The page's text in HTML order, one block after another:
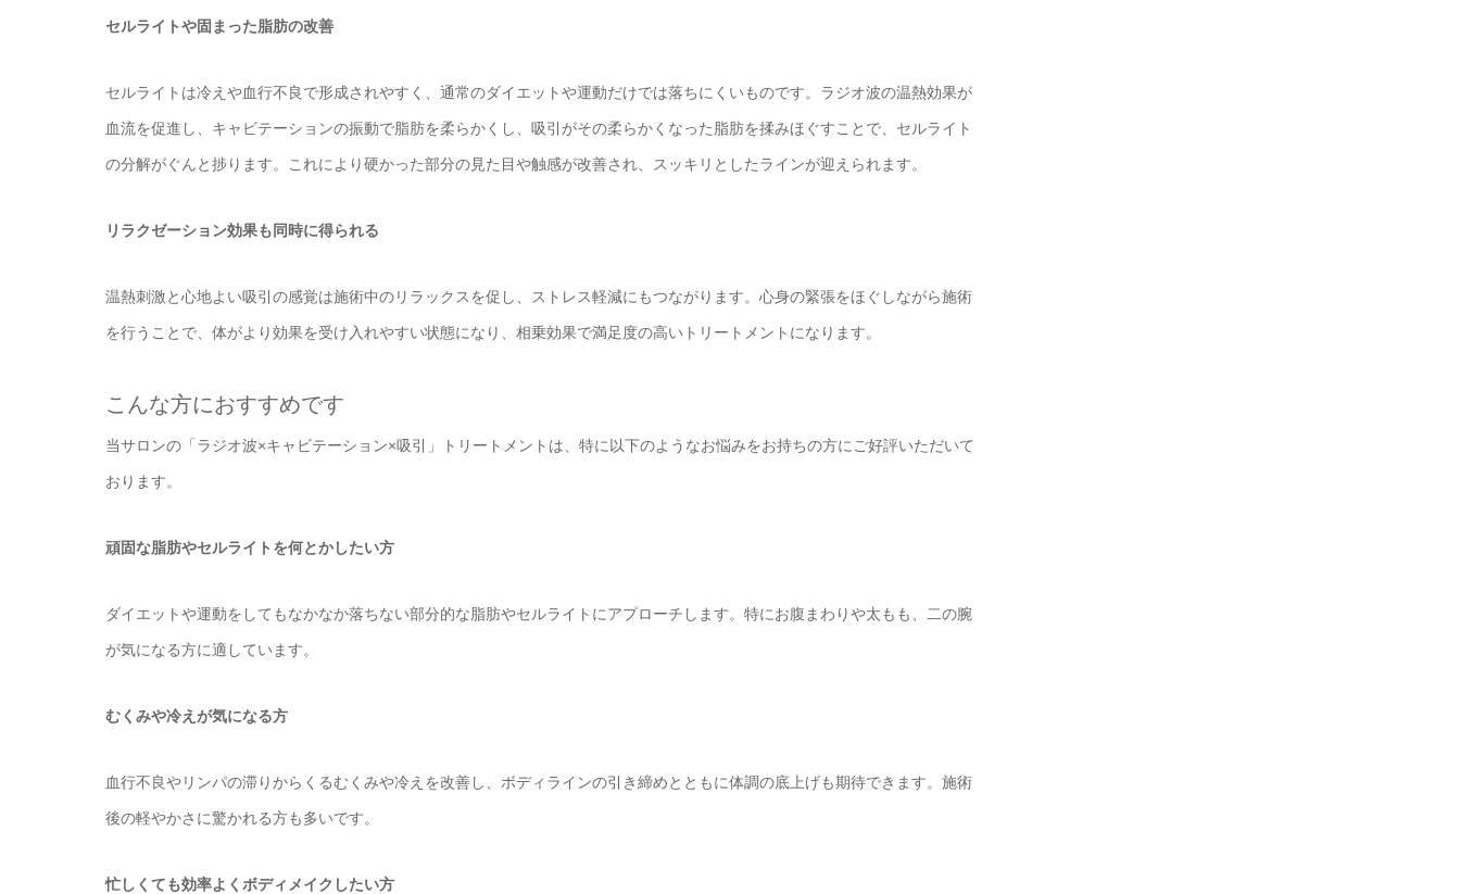
セルライトや固まった脂肪の改善
セルライトは冷えや血行不良で形成されやすく、通常のダイエットや運動だけでは落ちにくいものです。ラジオ波の温熱効果が
血流を促進し、キャビテーションの振動で脂肪を柔らかくし、吸引がその柔らかくなった脂肪を揉みほぐすことで、セルライト
の分解がぐんと捗ります。これにより硬かった部分の見た目や触感が改善され、スッキリとしたラインが迎えられます。
リラクゼーション効果も同時に得られる
温熱刺激と心地よい吸引の感覚は施術中のリラックスを促し、ストレス軽減にもつながります。心身の緊張をほぐしながら施術
を行うことで、体がより効果を受け入れやすい状態になり、相乗効果で満足度の高いトリートメントになります。
こんな方におすすめです
当サロンの「ラジオ波×キャビテーション×吸引」トリートメントは、特に以下のようなお悩みをお持ちの方にご好評いただいて
おります。
頑固な脂肪やセルライトを何とかしたい方
ダイエットや運動をしてもなかなか落ちない部分的な脂肪やセルライトにアプローチします。特にお腹まわりや太もも、二の腕
が気になる方に適しています。
むくみや冷えが気になる方
血行不良やリンパの滞りからくるむくみや冷えを改善し、ボディラインの引き締めとともに体調の底上げも期待できます。施術
後の軽やかさに驚かれる方も多いです。
忙しくても効率よくボディメイクしたい方